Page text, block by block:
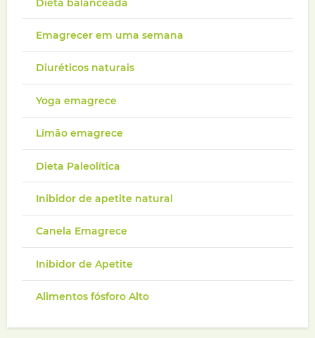
Emagrecer em uma semana
Diuréticos naturais
Yoga emagrece
Limão emagrece
Dieta Paleolítica
Inibidor de apetite natural
Canela Emagrece
Inibidor de Apetite
Alimentos fósforo Alto